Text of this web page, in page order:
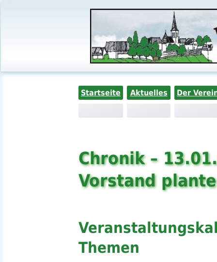
Startseite Aktuelles Der
Chronik –
Vorstand
Themen